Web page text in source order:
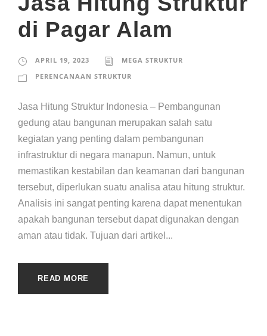
di Pagar Alam
APRIL 19, 2023
MEGA STRUKTUR
PERENCANAAN STRUKTUR
Jasa Hitung Struktur Indonesia – Pembangunan
gedung atau bangunan merupakan salah satu
kegiatan yang penting dalam pembangunan
infrastruktur di negara manapun. Namun, untuk
memastikan kestabilan dan keamanan dari bangunan
tersebut, diperlukan suatu analisa atau hitung struktur.
Analisis ini sangat penting karena dapat menentukan
apakah bangunan tersebut dapat digunakan dengan
aman atau tidak. Tujuan dari artikel...
READ MORE